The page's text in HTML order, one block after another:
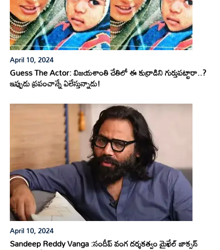
April 10, 2024
Guess The Actor: విజయశాంతి చేతిలో ఈ కుర్రాడిని గుర్తుపట్టారా..?
ఇప్పుడు ప్రపంచాన్నే ఏలేస్తున్నాడు!
April 10, 2024
Sandeep Reddy Vanga :సందీప్ వంగ దర్శకత్వం మైఖేల్ జాక్సన్